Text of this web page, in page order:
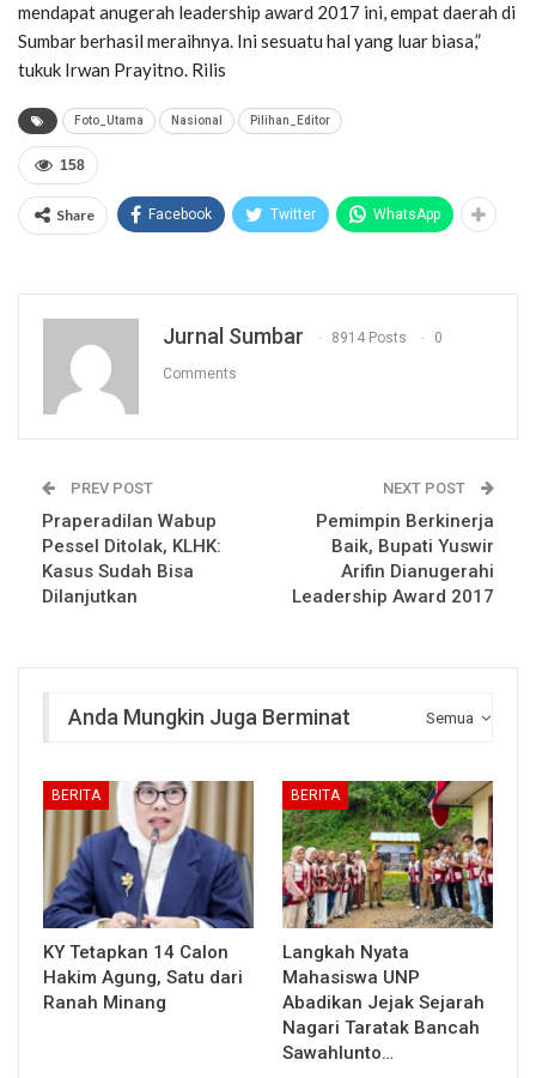
mendapat anugerah leadership award 2017 ini, empat daerah di
Sumbar berhasil meraihnya. Ini sesuatu hal yang luar biasa,”
tukuk Irwan Prayitno. Rilis
Foto_Utama Nasional Pilihan_Editor
158
Share Facebook Twitter WhatsApp
Jurnal Sumbar 8914 Posts 0
Comments
PREV POST
Praperadilan Wabup
Pessel Ditolak, KLHK:
Kasus Sudah Bisa
Dilanjutkan
NEXT POST
Pemimpin Berkinerja
Baik, Bupati Yuswir
Arifin Dianugerahi
Leadership Award 2017
Semua
Anda Mungkin Juga Berminat
BERITA
KY Tetapkan 14 Calon
Hakim Agung, Satu dari
Ranah Minang
BERITA
Langkah Nyata
Mahasiswa UNP
Abadikan Jejak Sejarah
Nagari Taratak Bancah
Sawahlunto…